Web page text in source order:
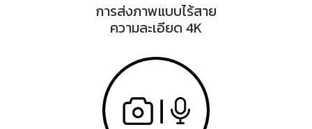
การส่งภาพแบบไร้สาย
ความละเอียด 4K